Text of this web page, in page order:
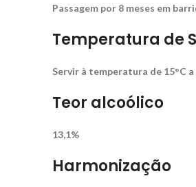
Passagem por 8 meses em
Temperatura de
Servir à temperatura de 15°C a
Teor alcoólico
13,1%
Harmonização